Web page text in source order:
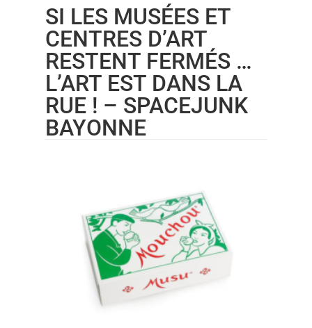
SI LES MUSÉES ET
CENTRES D’ART
RESTENT FERMÉS …
L’ART EST DANS LA
RUE ! – SPACEJUNK
BAYONNE